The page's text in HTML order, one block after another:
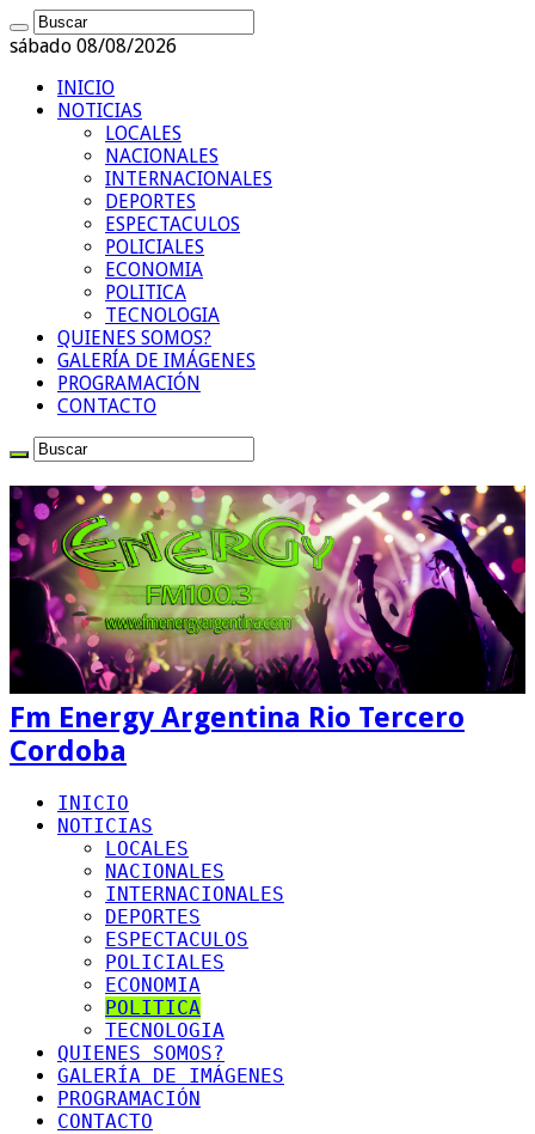
sábado 08/08/2026
INICIO
NOTICIAS
LOCALES
NACIONALES
INTERNACIONALES
DEPORTES
ESPECTACULOS
POLICIALES
ECONOMIA
POLITICA
TECNOLOGIA
QUIENES SOMOS?
GALERÍA DE IMÁGENES
PROGRAMACIÓN
CONTACTO
Fm Energy Argentina Rio Tercero
Cordoba
INICIO
NOTICIAS
LOCALES
NACIONALES
INTERNACIONALES
DEPORTES
ESPECTACULOS
POLICIALES
ECONOMIA
POLITICA
TECNOLOGIA
QUIENES SOMOS?
GALERÍA DE IMÁGENES
PROGRAMACIÓN
CONTACTO